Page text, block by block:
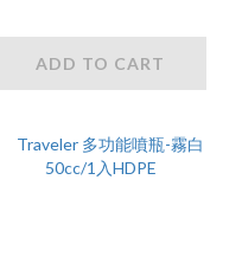
ADD TO CART